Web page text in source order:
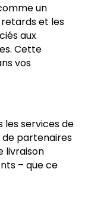
un
et les
aux
Cette
vos
les services de
partenaires
livraison
– que ce